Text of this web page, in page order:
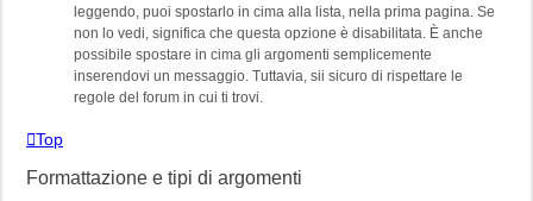
leggendo, puoi spostarlo in cima alla lista, nella prima pagina. Se
non lo vedi, significa che questa opzione è disabilitata. È anche
possibile spostare in cima gli argomenti semplicemente
inserendovi un messaggio. Tuttavia, sii sicuro di rispettare le
regole del forum in cui ti trovi.
Top
Formattazione e tipi di argomenti